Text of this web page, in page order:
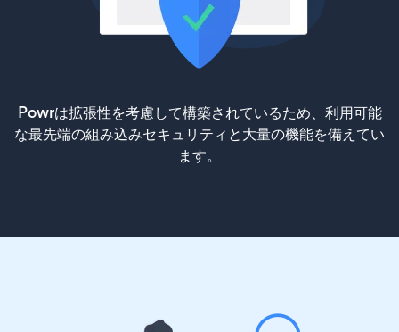
Powrは拡張性を考慮して構築されているため、利用可能
な最先端の組み込みセキュリティと大量の機能を備えてい
ます。